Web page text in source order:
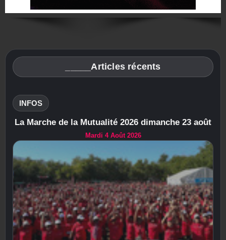
_____Articles récents
INFOS
La Marche de la Mutualité 2026 dimanche 23 août
Mardi 4 Août 2026